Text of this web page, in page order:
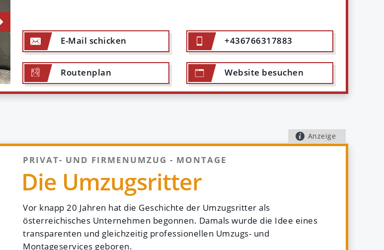
Kunden meinen
"Bin mit der Umzugsfirma Herzog Umzug in Wien übersiedelt. War sehr
zufrieden mit dem guten Service. Nette Möbelpacker, tüchtige Umzugshelfer
und durchaus ordentliche Demontage meiner Küche. Hab einen Fixpreis zu
Beginn des Auftrags bekommen und der ist auch eingehalten worden, zeitlich
wurde alles in rund 8 Stunden erledigt. Hätte nichts auszusetzen, alles top." -
5/5 Google Rezensionen
+436766317883
E-Mail schicken
Website besuchen
Routenplan
PRIVAT- UND FIRMENUMZUG - MONTAGE
Die Umzugsritter
Vor knapp 20 Jahren hat die Geschichte der Umzugsritter als
österreichisches Unternehmen begonnen. Damals wurde die Idee eines
transparenten und gleichzeitig professionellen Umzugs- und
Montageservices geboren.
Anzeige